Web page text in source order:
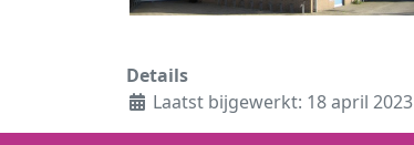
Details
Laatst bijgewerkt: 18 april 2023